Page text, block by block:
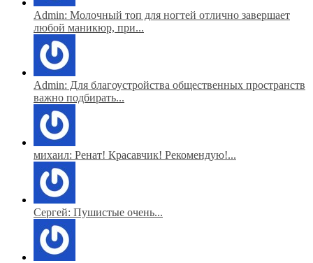
Admin: Молочный топ для ногтей отлично завершает
любой маникюр, при...
Admin: Для благоустройства общественных пространств
важно подбирать...
михаил: Ренат! Красавчик! Рекомендую!...
Сергей: Пушистые очень...